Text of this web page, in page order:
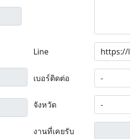
Line
เบอร์ติดต่อ
จังหวัด
งานที่เคยรับ